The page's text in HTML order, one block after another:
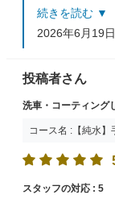
せっかく洗っ
ても心苦しかっ
またのご利用
続きを読む ▼
2026年6月19日
投稿者さん
洗車・コーティング
コース名 :【純水】
スタッフの対応 : 5